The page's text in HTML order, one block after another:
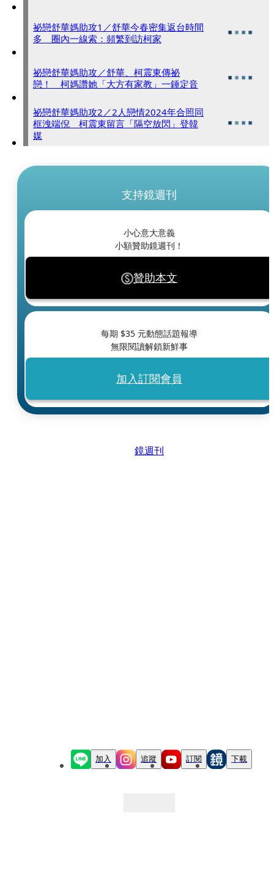
祕戀舒華媽助攻1／舒華今春密集返台時間
多 圈內一線索：頻繁到訪柯家
祕戀舒華媽助攻／舒華、柯震東傳祕
戀！ 柯媽讚她「大方有家教」一錘定音
祕戀舒華媽助攻2／2人戀情2024年合照同
框洩端倪 柯震東留言「隔空放閃」登韓
媒
支持鏡週刊
小心意大意義
小額贊助鏡週刊！
贊助本文
每期 $35 元動態話題報導
無限閱讀解鎖新鮮事
加入訂閱會員
鏡週刊
加入 追蹤 訂閱 下載